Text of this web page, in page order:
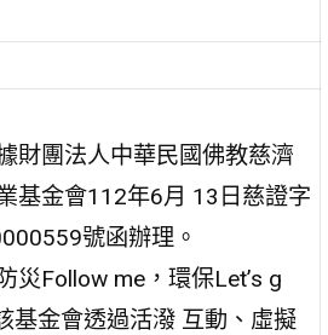
財團法人中華民國佛教慈濟
基金會112年6月 13日慈證字
號函辦理。
災Follow me，環保Let’s g
基金會透過活潑 互動、虛擬